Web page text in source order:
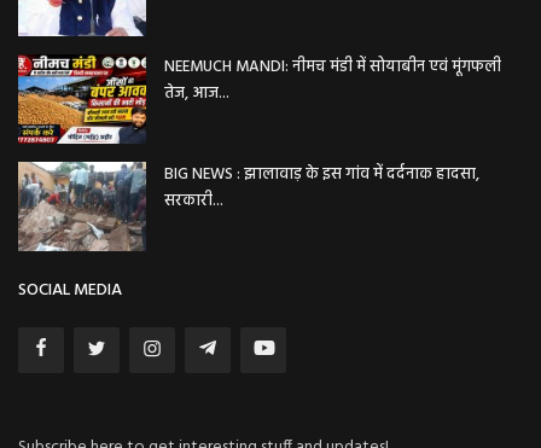
NEEMUCH MANDI: नीमच मंडी में सोयाबीन एवं मूंगफली
तेज, आज...
BIG NEWS : झालावाड़ के इस गांव में दर्दनाक हादसा,
सरकारी...
SOCIAL MEDIA